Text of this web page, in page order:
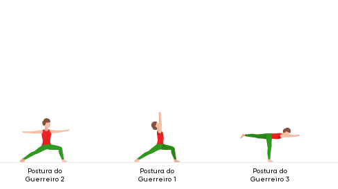
Postura do
Guerreiro 2
Postura do
Guerreiro 1
Postura do
Guerreiro 3